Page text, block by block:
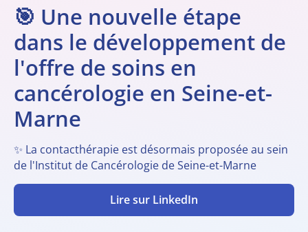
🎯 Une nouvelle étape
dans le développement de
l'offre de soins en
cancérologie en Seine-et-
Marne
✨ La contacthérapie est désormais proposée au sein
de l'Institut de Cancérologie de Seine-et-Marne
Lire sur LinkedIn